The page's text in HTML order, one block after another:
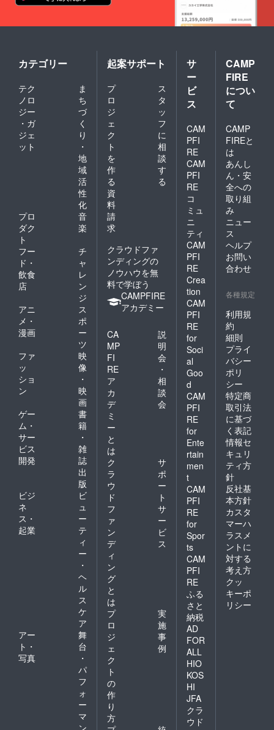
カテゴリー
テク
ノロ
ジー
・ガ
ジェ
ット
ま
ち
づ
く
り
・
地
域
活
性
化
プロ
ダク
ト
音
楽
フー
ド・
飲食
店
チ
ャ
レ
ン
ジ
アニ
メ・
漫画
ス
ポ
ー
ツ
ファ
ッ
ショ
ン
映
像
・
映
画
ゲー
ム・
サー
ビス
開発
書
籍
・
雑
誌
出
版
ビジ
ネ
ス・
起業
ビ
ュ
ー
テ
ィ
ー
・
ヘ
ル
ス
ケ
ア
アー
ト・
写真
舞
台
・
パ
フ
ォ
ー
マ
ン
起案サポート
プ
ロ
ジ
ェ
ク
ト
を
作
る
ス
タ
ッ
フ
に
相
談
す
る
資
料
請
求
クラウドファ
ンディングの
ノウハウを無
料で学ぼう
CAMPFIRE
アカデミー
CA
MP
FI
RE
ア
カ
デ
ミ
ー
と
は
説
明
会
・
相
談
会
ク
ラ
ウ
ド
フ
ァ
ン
デ
ィ
ン
グ
と
は
サ
ポ
ー
ト
サ
ー
ビ
ス
プ
ロ
ジ
ェ
ク
ト
の
作
り
方
実
施
事
例
サ
ー
ビ
ス
CAM
PFI
RE
CAM
PFI
RE
コ
ミュ
ニ
ティ
CAM
PFI
RE
Crea
tion
CAM
PFI
RE
for
Soci
al
Goo
d
CAM
PFI
RE
for
Ente
rtain
men
t
CAM
PFI
RE
for
Spor
ts
CAM
PFI
RE
ふる
さと
納税
AD
FOR
ALL
HIO
KOS
HI
JFA
クラ
ウド
CAMP
FIRE
につい
て
CAMP
FIREと
は
あんし
ん・安
全への
取り組
み
ニュー
ス
ヘルプ
お問い
合わせ
各種規定
利用規
約
細則
プライ
バシー
ポリ
シー
特定商
取引法
に基づ
く表記
情報セ
キュリ
ティ方
針
反社基
本方針
カスタ
マーハ
ラスメ
ントに
対する
考え方
クッ
キーポ
リシー